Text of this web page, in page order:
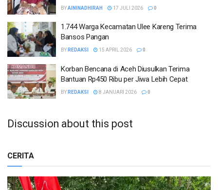
BYAININADHIRAH 17 JULI 2026 0
1.744 Warga Kecamatan Ulee Kareng Terima
Bansos Pangan
BY REDAKSI 15 APRIL 2026 0
Korban Bencana di Aceh Diusulkan Terima
Bantuan Rp450 Ribu per Jiwa Lebih Cepat
BY REDAKSI 8 JANUARI 2026 0
Discussion about this post
CERITA